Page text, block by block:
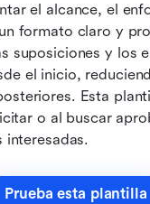
el alcance, el
formato claro y
suposiciones y los
el inicio,
Esta
o al buscar
interesadas.
Prueba esta plantilla